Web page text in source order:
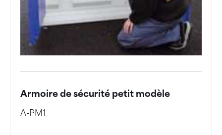
Armoire de sécurité petit modèle
A-PM1